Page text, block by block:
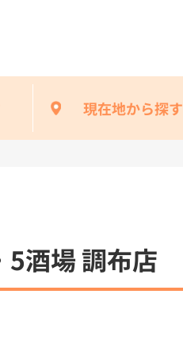
現在地から探す
酒場 調布店